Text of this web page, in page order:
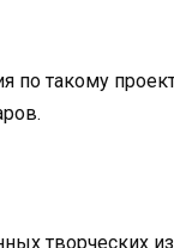
по такому
творческих